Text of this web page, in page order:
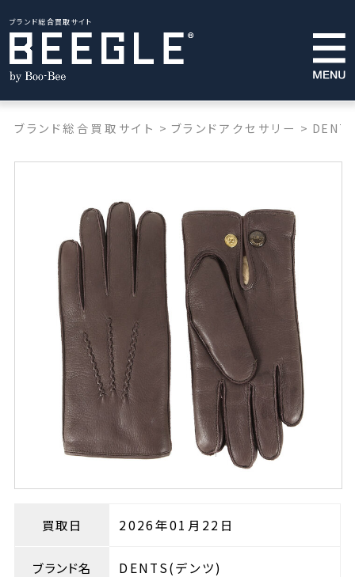
ブランド総合買取サイト
ブランド総合買取サイト > ブランドアクセサリー > DENTS
買取日 2026年01月22日
ブランド名 DENTS(デンツ)